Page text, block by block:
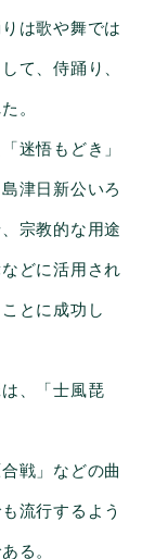
は歌や舞では
て、侍踊り、
。
迷悟もどき」
津日新公いろ
宗教的な用途
どに活用され
とに成功し
、「士風琵
合戦」などの曲
流行するよう
る。